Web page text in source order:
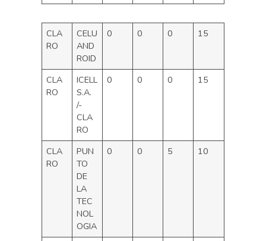
CLA
RO
CELU
AND
ROID
0 0 0 15
CLA
RO
ICELL
S.A.
/-
CLA
RO
0 0 0 15
CLA
RO
PUN
TO
DE
LA
TEC
NOL
OGIA
0 0 5 10